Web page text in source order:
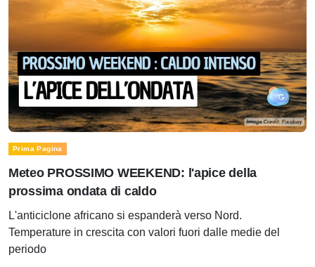
Prima Pagina
Meteo PROSSIMO WEEKEND: l'apice della
prossima ondata di caldo
L'anticiclone africano si espanderà verso Nord.
Temperature in crescita con valori fuori dalle medie del
periodo